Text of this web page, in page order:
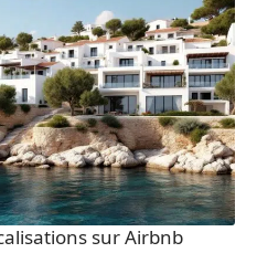
sur Airbnb